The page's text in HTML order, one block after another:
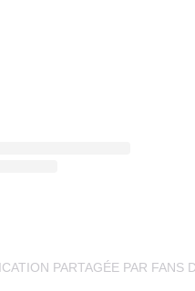
PARTAGÉE PAR FANS